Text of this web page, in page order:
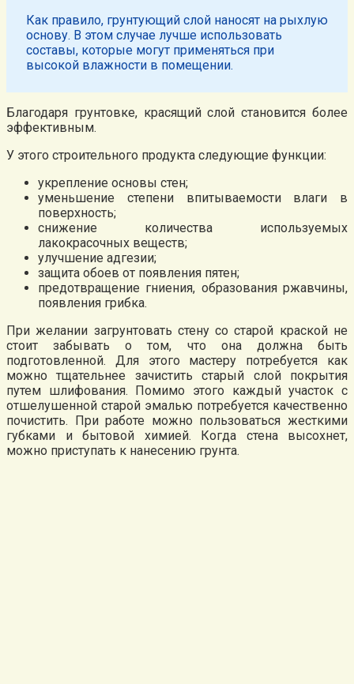
Как правило, грунтующий слой наносят на рыхлую
основу. В этом случае лучше использовать
составы, которые могут применяться при
высокой влажности в помещении.
Благодаря грунтовке, красящий слой становится более
эффективным.
У этого строительного продукта следующие функции:
укрепление основы стен;
уменьшение степени впитываемости влаги в
поверхность;
снижение количества используемых
лакокрасочных веществ;
улучшение адгезии;
защита обоев от появления пятен;
предотвращение гниения, образования ржавчины,
появления грибка.
При желании загрунтовать стену со старой краской не
стоит забывать о том, что она должна быть
подготовленной. Для этого мастеру потребуется как
можно тщательнее зачистить старый слой покрытия
путем шлифования. Помимо этого каждый участок с
отшелушенной старой эмалью потребуется качественно
почистить. При работе можно пользоваться жесткими
губками и бытовой химией. Когда стена высохнет,
можно приступать к нанесению грунта.